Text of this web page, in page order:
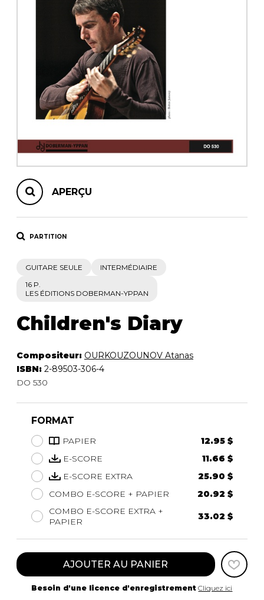
AUTRES PRODUITS
APERÇU
PARTITION
GUITARE SEULE
INTERMÉDIAIRE
16 P.
LES ÉDITIONS DOBERMAN-YPPAN
Children's Diary
Compositeur: OURKOUZOUNOV Atanas
ISBN: 2-89503-306-4
DO 530
FORMAT
PAPIER
12.95 $
E-SCORE
11.66 $
E-SCORE EXTRA
25.90 $
COMBO E-SCORE + PAPIER
20.92 $
COMBO E-SCORE EXTRA +
PAPIER
33.02 $
AJOUTER AU PANIER
Besoin d'une licence d'enregistrement Cliquez ici